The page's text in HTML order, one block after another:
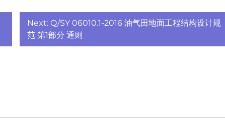
Next: Q/SY 06010.1-2016 油气田地面工程结构设计规
范 第1部分 通则